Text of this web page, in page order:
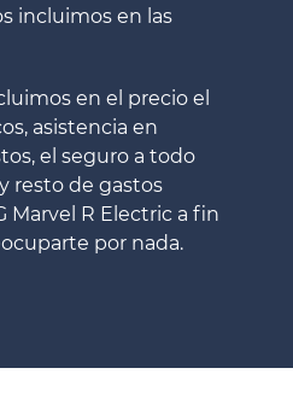
incluimos en las
en el precio el
asistencia en
el seguro a todo
resto de gastos
Marvel R Electric a fin
por nada.